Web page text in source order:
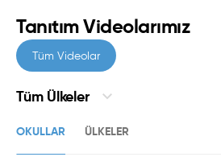
Tanıtım Videolarımız
Tüm Videolar
Tüm Ülkeler
OKULLAR ÜLKELER